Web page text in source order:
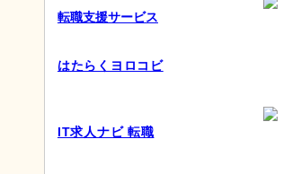
転職支援サービス
はたらくヨロコビ
IT求人ナビ 転職